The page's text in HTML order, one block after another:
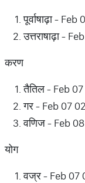
पूर्वाषाढ़ा -
उत्तराषाढ़ा -
करण
तैतिल - Feb
गर - Feb 07
वणिज - Feb 08
योग
वज्र - Feb 07